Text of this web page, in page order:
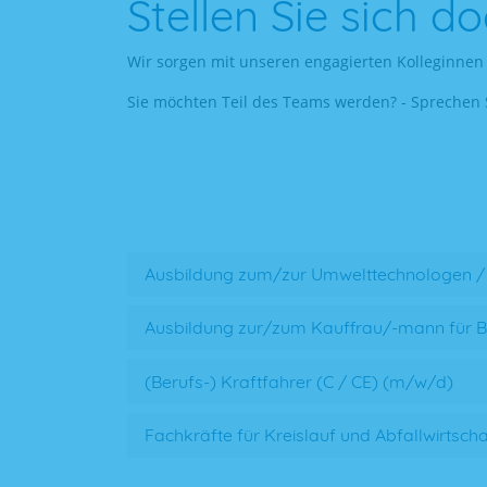
Stellen Sie sich
Wir sorgen mit unseren engagierten
Sie möchten Teil des Teams werden? - Sprechen
Ausbildung zum/zur
Ausbildung zur/zum Kauffrau/-mann für
(Berufs-) Kraftfahrer (C / CE) (m/w/d)
Fachkräfte für Kreislauf und